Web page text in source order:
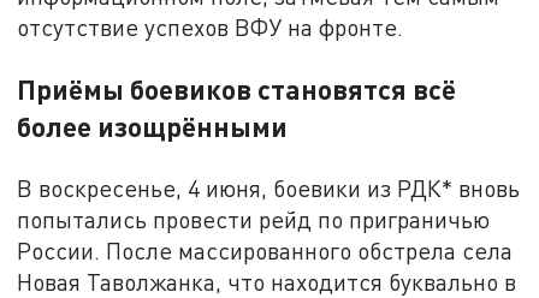
отсутствие успехов ВФУ на фронте.
Приёмы боевиков становятся всё
более изощрёнными
В воскресенье, 4 июня, боевики из РДК* вновь
попытались провести рейд по приграничью
России. После массированного обстрела села
Новая Таволжанка, что находится буквально в